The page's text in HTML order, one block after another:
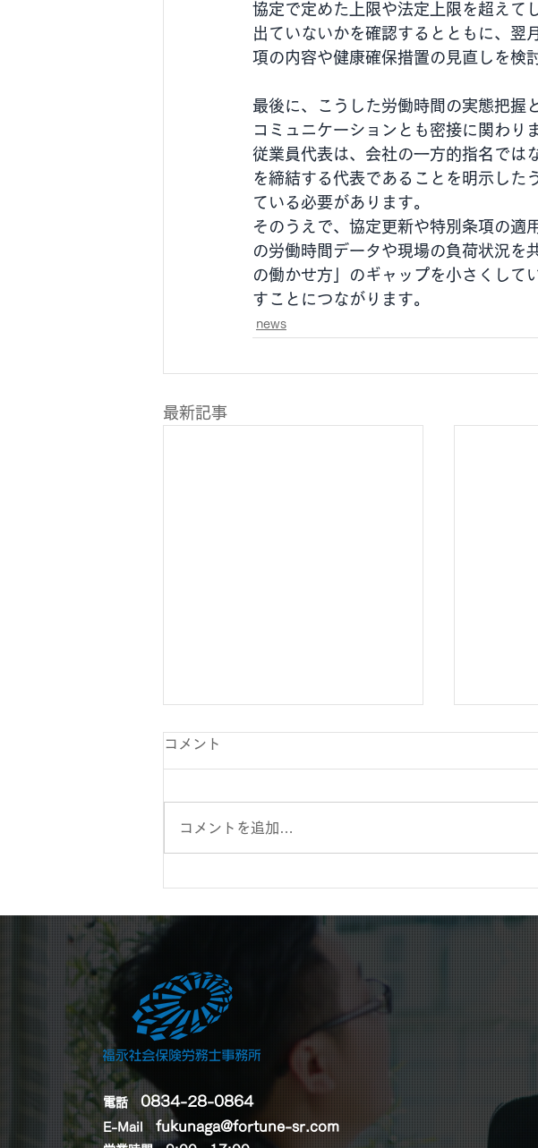
協定で定めた上限や法定上限を超えて
出ていないかを確認するとともに、翌
項の内容や健康確保措置の見直しを検
最後に、こうした労働時間の実態把握
コミュニケーションとも密接に関わり
従業員代表は、会社の一方的指名では
を締結する代表であることを明示した
ている必要があります。
そのうえで、協定更新や特別条項の適
の労働時間データや現場の負荷状況を
の働かせ方」のギャップを小さくして
すことにつながります。
news
最新記事
令和8年度の最低賃金改定に
向けた新たな方針と今後の注
社会福
を見直
コメント
コメントを追加…
電話 0834-28-0864
E-Mail fukunaga@fortune-sr.com